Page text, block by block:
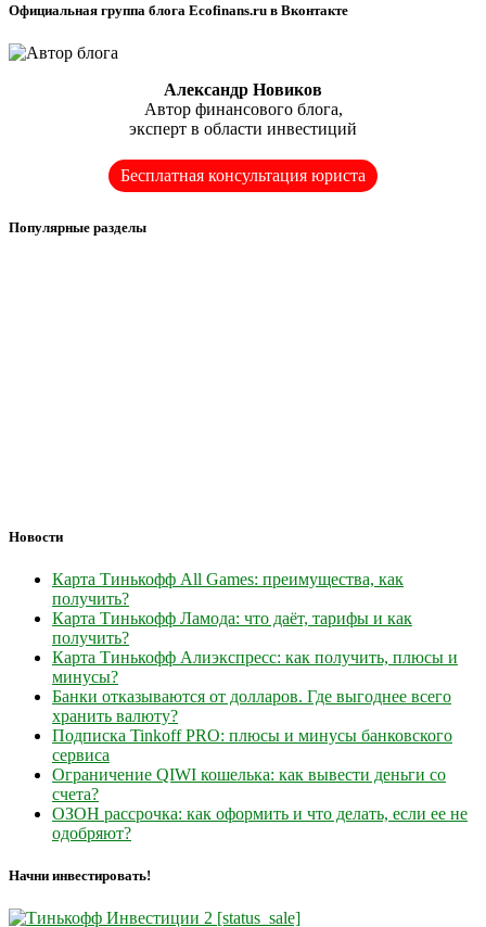
Официальная группа блога Ecofinans.ru в Вконтакте
Александр Новиков
Автор финансового блога,
эксперт в области инвестиций
Бесплатная консультация юриста
Популярные разделы
Новости
Карта Тинькофф All Games: преимущества, как
получить?
Карта Тинькофф Ламода: что даёт, тарифы и как
получить?
Карта Тинькофф Алиэкспресс: как получить, плюсы и
минусы?
Банки отказываются от долларов. Где выгоднее всего
хранить валюту?
Подписка Tinkoff PRO: плюсы и минусы банковского
сервиса
Ограничение QIWI кошелька: как вывести деньги со
счета?
ОЗОН рассрочка: как оформить и что делать, если ее не
одобряют?
Начни инвестировать!